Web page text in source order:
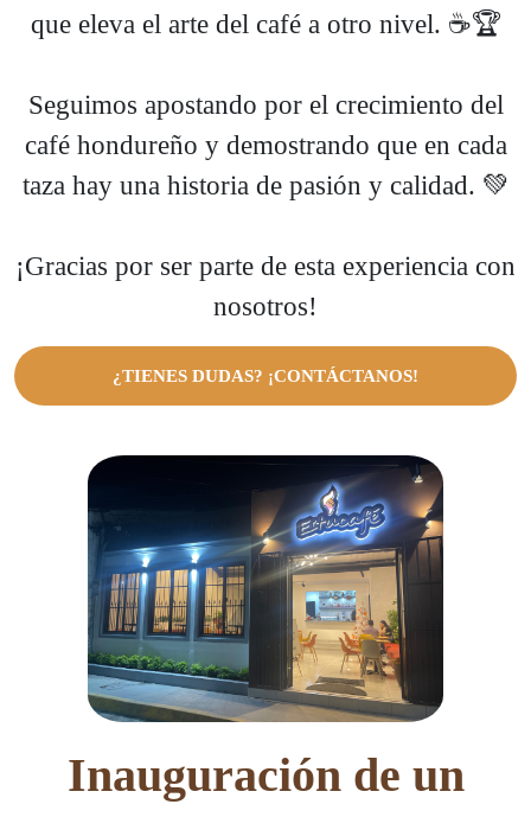
que eleva el arte del café a otro nivel. ☕🏆
Seguimos apostando por el crecimiento del
café hondureño y demostrando que en cada
taza hay una historia de pasión y calidad. 💚
¡Gracias por ser parte de esta experiencia con
nosotros!
¿TIENES DUDAS? ¡CONTÁCTANOS!
Inauguración de un